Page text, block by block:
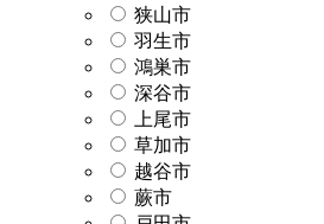
狭山市
羽生市
鴻巣市
深谷市
上尾市
草加市
越谷市
蕨市